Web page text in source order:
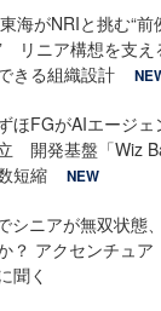
海がNRIと挑む“
リニア構想を支え
きる組織設計
ほFGがAIエージェ
開発基盤「Wiz
短縮
NEW
シニアが無双状態
？ アクセンチュア
聞く